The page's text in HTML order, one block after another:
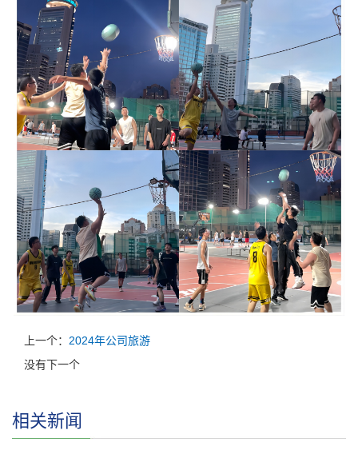
上一个： 2024年公司旅游
没有下一个
相关新闻